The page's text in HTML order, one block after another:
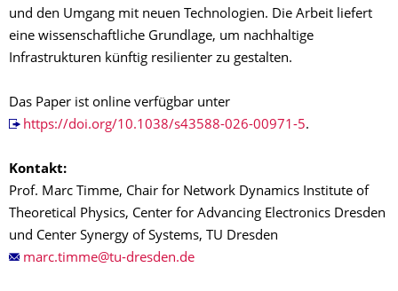
und den Umgang mit neuen Technologien. Die Arbeit liefert
eine wissenschaftliche Grundlage, um nachhaltige
Infrastrukturen künftig resilienter zu gestalten.
Das Paper ist online verfügbar unter
https://doi.org/10.1038/s43588-026-00971-5.
Kontakt:
Prof. Marc Timme, Chair for Network Dynamics Institute of
Theoretical Physics, Center for Advancing Electronics Dresden
und Center Synergy of Systems, TU Dresden